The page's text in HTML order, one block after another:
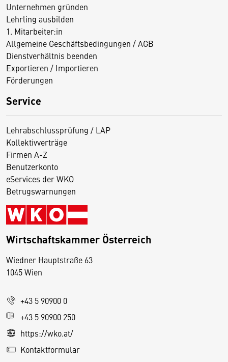
Unternehmen gründen
Lehrling ausbilden
1. Mitarbeiter:in
Allgemeine Geschäftsbedingungen / AGB
Dienstverhältnis beenden
Exportieren / Importieren
Förderungen
Service
Lehrabschlussprüfung / LAP
Kollektivverträge
Firmen A-Z
Benutzerkonto
eServices der WKO
Betrugswarnungen
Wirtschaftskammer Österreich
Wiedner Hauptstraße 63
1045 Wien
+43 5 90900 0
+43 5 90900 250
https://wko.at/
Kontaktformular
D
s
e
S
e